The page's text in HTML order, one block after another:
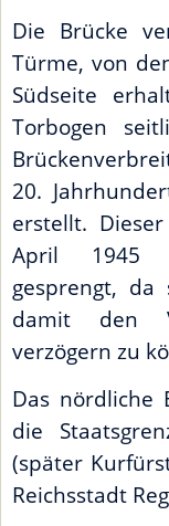
Die Brücke
Türme, von
Südseite
Torbogen
20.
erstellt.
April 1945
gesprengt, da
damit den
verzögern zu
Das nördliche
die
(später
Reichsstadt